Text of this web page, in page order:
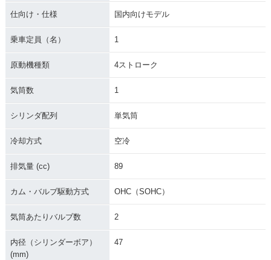
仕向け・仕様 国内向けモデル
乗車定員（名） 1
原動機種類 4ストローク
気筒数 1
シリンダ配列 単気筒
冷却方式 空冷
排気量 (cc) 89
カム・バルブ駆動方式 OHC（SOHC）
気筒あたりバルブ数 2
内径（シリンダーボア）
(mm)
47